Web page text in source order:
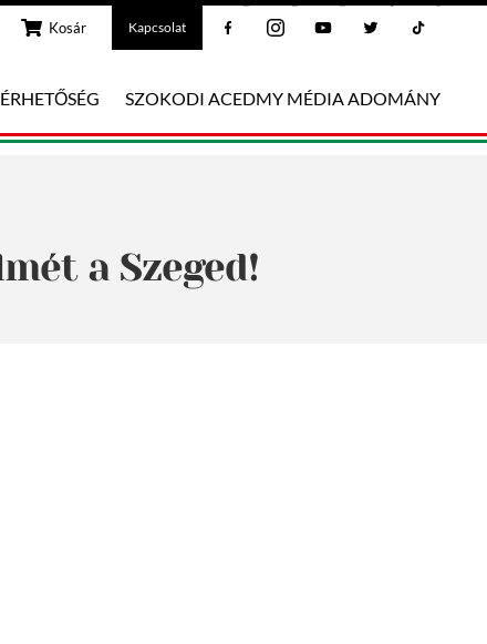
Kosár Kapcsolat
SZOKODI ACEDMY MÉDIA ADOMÁNY
a Szeged!